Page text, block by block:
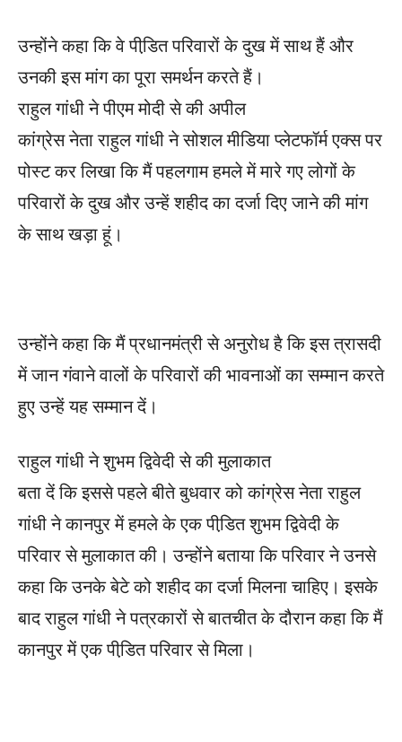
उन्होंने कहा कि वे पीडि़त परिवारों के दुख में साथ हैं और
उनकी इस मांग का पूरा समर्थन करते हैं।
राहुल गांधी ने पीएम मोदी से की अपील
कांग्रेस नेता राहुल गांधी ने सोशल मीडिया प्लेटफॉर्म एक्स पर
पोस्ट कर लिखा कि मैं पहलगाम हमले में मारे गए लोगों के
परिवारों के दुख और उन्हें शहीद का दर्जा दिए जाने की मांग
के साथ खड़ा हूं।
उन्होंने कहा कि मैं प्रधानमंत्री से अनुरोध है कि इस त्रासदी
में जान गंवाने वालों के परिवारों की भावनाओं का सम्मान करते
हुए उन्हें यह सम्मान दें।
राहुल गांधी ने शुभम द्विवेदी से की मुलाकात
बता दें कि इससे पहले बीते बुधवार को कांग्रेस नेता राहुल
गांधी ने कानपुर में हमले के एक पीडि़त शुभम द्विवेदी के
परिवार से मुलाकात की। उन्होंने बताया कि परिवार ने उनसे
कहा कि उनके बेटे को शहीद का दर्जा मिलना चाहिए। इसके
बाद राहुल गांधी ने पत्रकारों से बातचीत के दौरान कहा कि मैं
कानपुर में एक पीडि़त परिवार से मिला।